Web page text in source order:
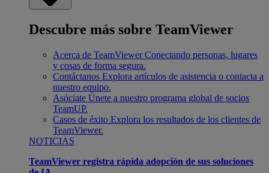
Descubre más sobre TeamViewer
Acerca de TeamViewer Conectando personas, lugares
y cosas de forma segura.
Contáctanos Explora artículos de asistencia o contacta a
nuestro equipo.
Asóciate Únete a nuestro programa global de socios
TeamUP.
Casos de éxito Explora los resultados de los clientes de
TeamViewer.
NOTICIAS
TeamViewer registra rápida adopción de sus soluciones